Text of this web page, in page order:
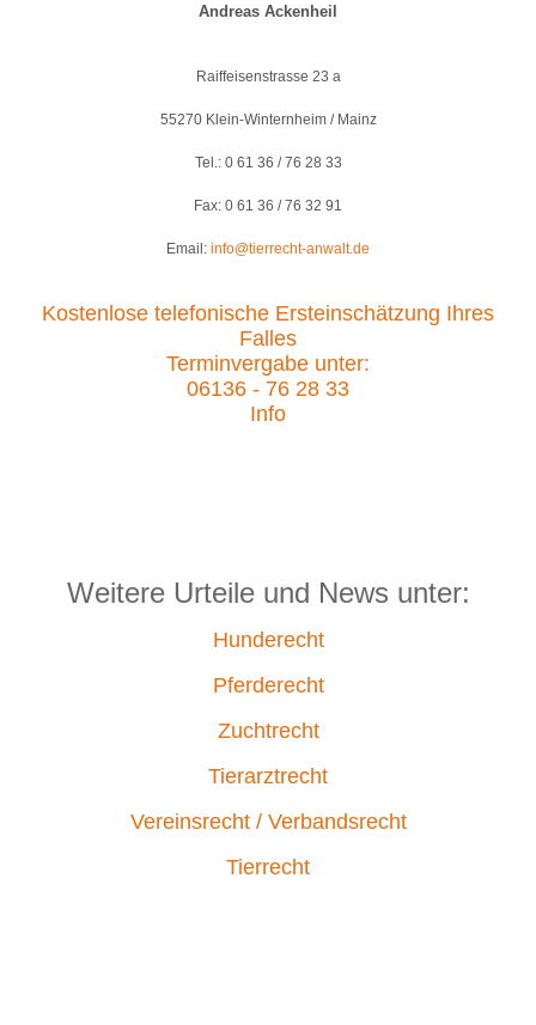
Andreas Ackenheil
Raiffeisenstrasse 23 a
55270 Klein-Winternheim / Mainz
Tel.: 0 61 36 / 76 28 33
Fax: 0 61 36 / 76 32 91
Email: info@tierrecht-anwalt.de
Kostenlose telefonische Ersteinschätzung Ihres
Falles
Terminvergabe unter:
06136 - 76 28 33
Info
Weitere Urteile und News unter:
Hunderecht
Pferderecht
Zuchtrecht
Tierarztrecht
Vereinsrecht / Verbandsrecht
Tierrecht